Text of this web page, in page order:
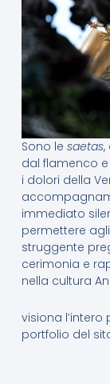
Sono le saetas,
dal flamenco
i dolori della
immediato
permettere
struggente
cerimonia e
nella cultura
visiona
portfolio del